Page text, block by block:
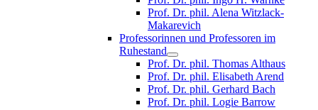
Prof. Dr. phil. Alena Witzlack-
Makarevich
Professorinnen und Professoren im
Ruhestand
Prof. Dr. phil. Thomas Althaus
Prof. Dr. phil. Elisabeth Arend
Prof. Dr. phil. Gerhard Bach
Prof. Dr. phil. Logie Barrow